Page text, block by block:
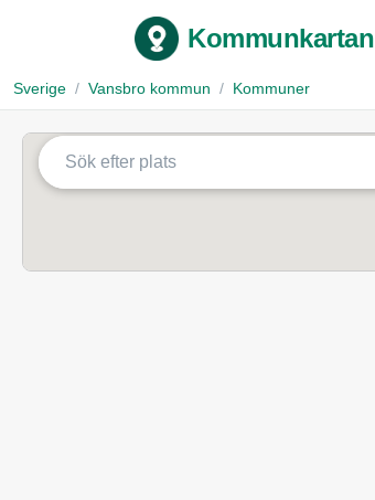
Kommunkartan
Sverige Vansbro kommun Kommuner